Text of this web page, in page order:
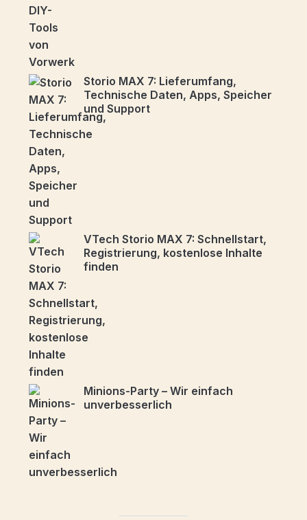
Storio MAX 7: Lieferumfang,
Technische Daten, Apps, Speicher
und Support
VTech Storio MAX 7: Schnellstart,
Registrierung, kostenlose Inhalte
finden
Minions-Party – Wir einfach
unverbesserlich